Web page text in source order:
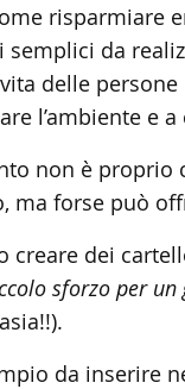
risparmiare
semplici da
delle
l’ambiente e
non è proprio
ma forse può
creare dei
sforzo per un
da inserire